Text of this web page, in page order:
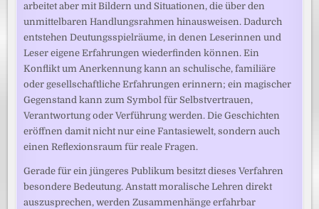
arbeitet aber mit Bildern und Situationen, die über den
unmittelbaren Handlungsrahmen hinausweisen. Dadurch
entstehen Deutungsspielräume, in denen Leserinnen und
Leser eigene Erfahrungen wiederfinden können. Ein
Konflikt um Anerkennung kann an schulische, familiäre
oder gesellschaftliche Erfahrungen erinnern; ein magischer
Gegenstand kann zum Symbol für Selbstvertrauen,
Verantwortung oder Verführung werden. Die Geschichten
eröffnen damit nicht nur eine Fantasiewelt, sondern auch
einen Reflexionsraum für reale Fragen.
Gerade für ein jüngeres Publikum besitzt dieses Verfahren
besondere Bedeutung. Anstatt moralische Lehren direkt
auszusprechen, werden Zusammenhänge erfahrbar